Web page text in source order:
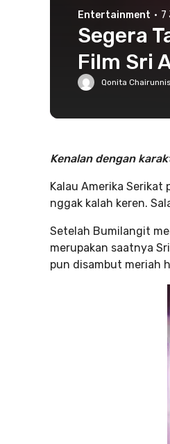
Entertainment · 7
Segera
Film Sri
Qonita
Kenalan dengan
Kalau Amerika Serikat
nggak kalah keren.
Setelah Bumilangit
merupakan saatnya
pun disambut meriah